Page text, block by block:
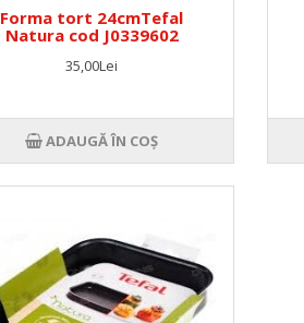
Forma tort 24cmTefal
Natura cod J0339602
35,00Lei
ADAUGĂ ÎN COŞ